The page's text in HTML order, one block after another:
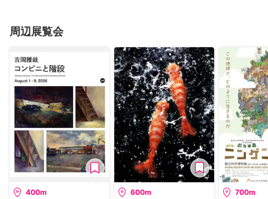
周辺展覧会
400m 600m 700m